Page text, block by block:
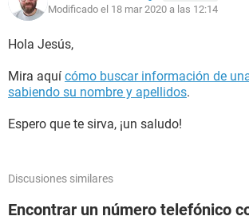
Modificado el 18 mar 2020 a las 12:14
Hola Jesús,
Mira aquí cómo buscar información de
sabiendo su nombre y apellidos.
Espero que te sirva, ¡un saludo!
Discusiones similares
Encontrar un número telefónico